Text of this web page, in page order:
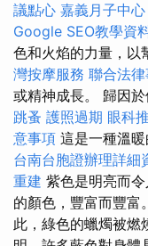
議點心 嘉義月子中心
Google SEO教學資
色和火焰的力量，以
灣按摩服務 聯合法
或精神成長。 歸因於
跳蚤 護照過期 眼科
意事項 這是一種溫暖
台南台胞證辦理詳細
重建 紫色是明亮而
的顏色，豐富而豐富
此，綠色的蠟燭被燃